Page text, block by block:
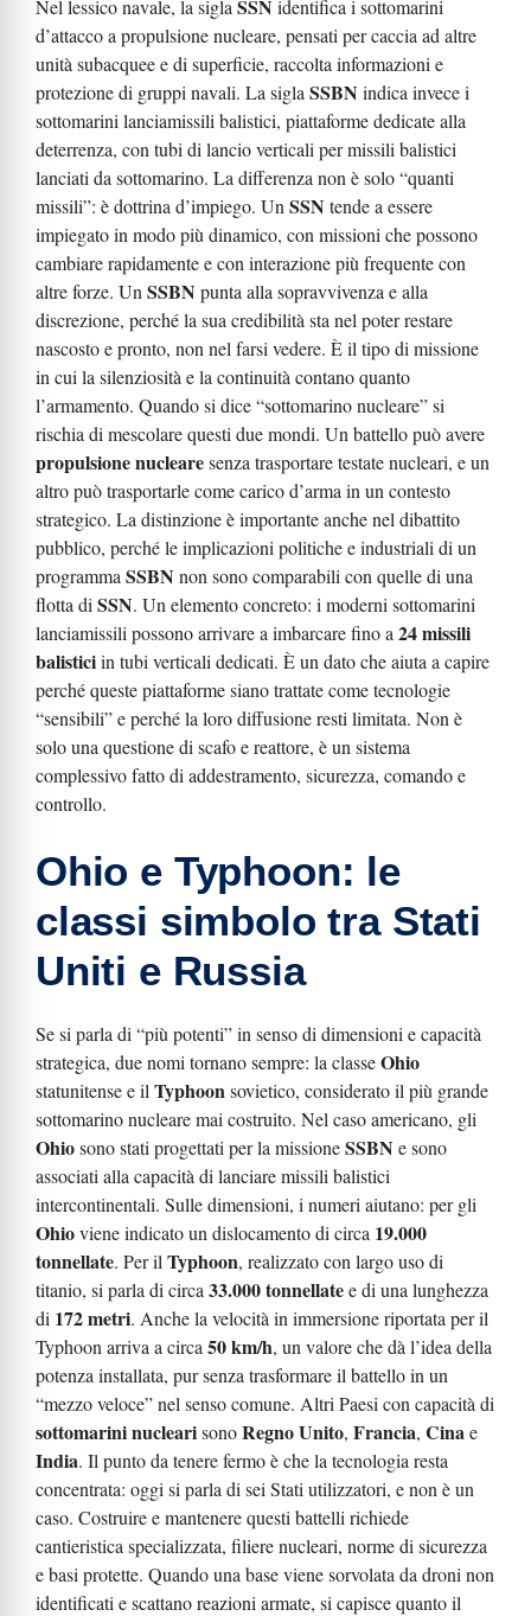
Nel lessico navale, la sigla SSN identifica i sottomarini
d’attacco a propulsione nucleare, pensati per caccia ad altre
unità subacquee e di superficie, raccolta informazioni e
protezione di gruppi navali. La sigla SSBN indica invece i
sottomarini lanciamissili balistici, piattaforme dedicate alla
deterrenza, con tubi di lancio verticali per missili balistici
lanciati da sottomarino. La differenza non è solo “quanti
missili”: è dottrina d’impiego. Un SSN tende a essere
impiegato in modo più dinamico, con missioni che possono
cambiare rapidamente e con interazione più frequente con
altre forze. Un SSBN punta alla sopravvivenza e alla
discrezione, perché la sua credibilità sta nel poter restare
nascosto e pronto, non nel farsi vedere. È il tipo di missione
in cui la silenziosità e la continuità contano quanto
l’armamento. Quando si dice “sottomarino nucleare” si
rischia di mescolare questi due mondi. Un battello può avere
propulsione nuclearesenza trasportare testate nucleari, e un
altro può trasportarle come carico d’arma in un contesto
strategico. La distinzione è importante anche nel dibattito
pubblico, perché le implicazioni politiche e industriali di un
programma SSBN non sono comparabili con quelle di una
flotta di SSN. Un elemento concreto: i moderni sottomarini
lanciamissili possono arrivare a imbarcare fino a 24 missili
balisticiin tubi verticali dedicati. È un dato che aiuta a capire
perché queste piattaforme siano trattate come tecnologie
“sensibili” e perché la loro diffusione resti limitata. Non è
solo una questione di scafo e reattore, è un sistema
complessivo fatto di addestramento, sicurezza, comando e
controllo.
Ohio e Typhoon: le
classi simbolo tra Stati
Uniti e Russia
Se si parla di “più potenti” in senso di dimensioni e capacità
strategica, due nomi tornano sempre: la classeOhio
statunitense e il Typhoonsovietico, considerato il più grande
sottomarino nucleare mai costruito. Nel caso americano, gli
Ohiosono stati progettati per la missioneSSBN e sono
associati alla capacità di lanciare missili balistici
intercontinentali. Sulle dimensioni, i numeri aiutano: per gli
Ohioviene indicato un dislocamento di circa 19.000
tonnellate. Per il Typhoon, realizzato con largo uso di
titanio, si parla di circa 33.000 tonnellatee di una lunghezza
di 172 metri. Anche la velocità in immersione riportata per il
Typhoon arriva a circa 50 km/h, un valore che dà l’idea della
potenza installata, pur senza trasformare il battello in un
“mezzo veloce” nel senso comune. Altri Paesi con capacità di
sottomarini nuclearisonoRegno Unito, Francia, Cinae
India. Il punto da tenere fermo è che la tecnologia resta
concentrata: oggi si parla di sei Stati utilizzatori, e non è un
caso. Costruire e mantenere questi battelli richiede
cantieristica specializzata, filiere nucleari, norme di sicurezza
e basi protette. Quando una base viene sorvolata da droni non
identificati e scattano reazioni armate, si capisce quanto il